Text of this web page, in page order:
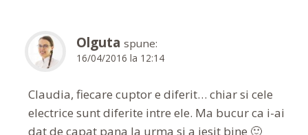
Olguta spune:
16/04/2016 la 12:14
Claudia, fiecare cuptor e diferit… chiar si cele
electrice sunt diferite intre ele. Ma bucur ca i-ai
dat de capat pana la urma si a iesit bine 🙂